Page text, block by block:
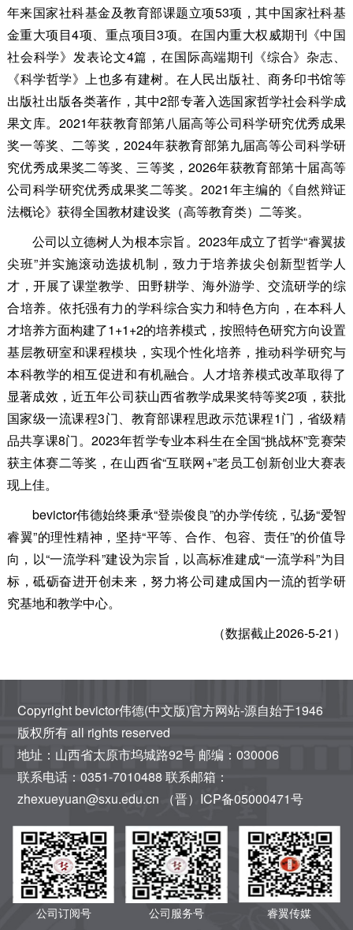
年来国家社科基金及教育部课题立项53项，其中国家社科基
金重大项目4项、重点项目3项。在国内重大权威期刊《中国
社会科学》发表论文4篇，在国际高端期刊《综合》杂志、
《科学哲学》上也多有建树。在人民出版社、商务印书馆等
出版社出版各类著作，其中2部专著入选国家哲学社会科学成
果文库。2021年获教育部第八届高等公司科学研究优秀成果
奖一等奖、二等奖，2024年获教育部第九届高等公司科学研
究优秀成果奖二等奖、三等奖， 2026年获教育部第十届高等
公司科学研究优秀成果奖二等奖。2021年主编的《自然辩证
法概论》获得全国教材建设奖（高等教育类）二等奖。
公司以立德树人为根本宗旨。2023年成立了哲学“睿翼拔
尖班”并实施滚动选拔机制，致力于培养拔尖创新型哲学人
才，开展了课堂教学、田野耕学、海外游学、交流研学的综
合培养。依托强有力的学科综合实力和特色方向，在本科人
才培养方面构建了1+1+2的培养模式，按照特色研究方向设置
基层教研室和课程模块，实现个性化培养，推动科学研究与
本科教学的相互促进和有机融合。人才培养模式改革取得了
显著成效，近五年公司获山西省教学成果奖特等奖2项，获批
国家级一流课程3门、教育部课程思政示范课程1门，省级精
品共享课8门。2023年哲学专业本科生在全国“挑战杯”竞赛荣
获主体赛二等奖，在山西省“互联网+”老员工创新创业大赛表
现上佳。
bevictor伟德始终秉承“登崇俊良”的办学传统，弘扬“爱智
睿翼”的理性精神，坚持“平等、合作、包容、责任”的价值导
向，以“一流学科”建设为宗旨，以高标准建成“一流学科”为目
标，砥砺奋进开创未来，努力将公司建成国内一流的哲学研
究基地和教学中心。
（数据截止2026-5-21）
Copyright bevictor伟德(中文版)官方网站-源自始于1946
版权所有 all rights reserved
地址：山西省太原市坞城路92号 邮编：030006
联系电话：0351-7010488 联系邮箱：
zhexueyuan@sxu.edu.cn （晋）ICP备05000471号
公司订阅号 公司服务号 睿翼传媒